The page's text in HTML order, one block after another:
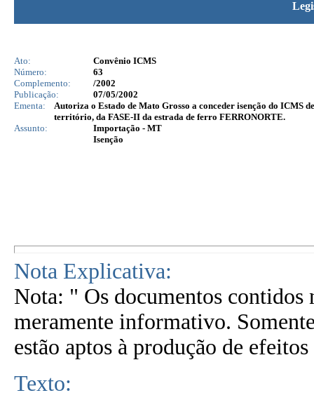
Ato:
Convênio ICMS
Número:
63
Complemento:
/2002
Publicação:
07/05/2002
Ementa:
Autoriza o Estado de Mato Grosso a conceder isenção do ICMS
território, da FASE-II da estrada de ferro FERRONORTE.
Assunto:
Importação - MT
Isenção
Nota Explicativa:
Nota: " Os documentos contidos
meramente informativo.
estão aptos à produção de
Texto: